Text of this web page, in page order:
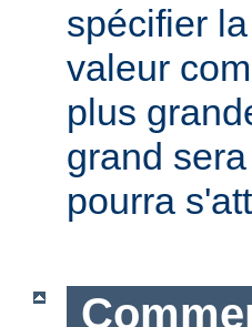
spécifier
valeur
plus
grand
pourra